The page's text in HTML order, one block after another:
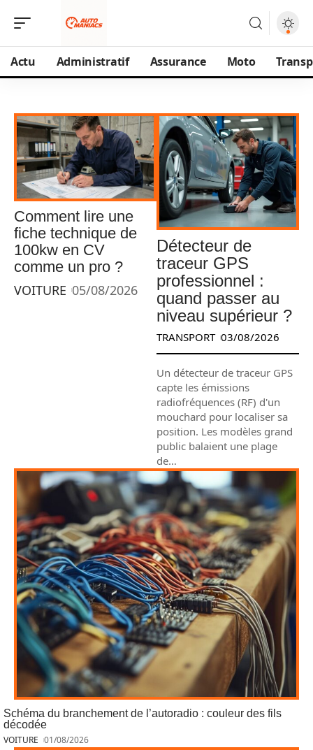
Actu Administratif Assurance Moto
Comment lire une
fiche technique de
100kw en CV
comme un pro ?
VOITURE 05/08/2026
Détecteur de
traceur GPS
professionnel :
quand passer au
niveau supérieur ?
TRANSPORT 03/08/2026
Un détecteur de traceur GPS
capte les émissions
radiofréquences (RF) d'un
mouchard pour localiser sa
position. Les modèles grand
public balaient une plage
de…
Schéma du branchement de l’autoradio : couleur des fils
décodée
VOITURE 01/08/2026